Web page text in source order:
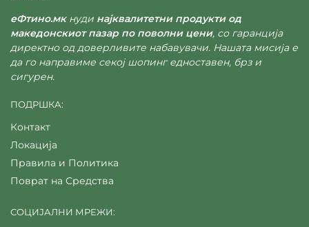
еФтино.мкнуди најквалитетни продукти од
македонскиот пазар по поволни цени, со гаранција
директно од доверливите набавувачи. Нашата мисија е
да го направиме секој шопинг едноставен, брз и
сигурен.
ПОДРШКА:
Контакт
Локација
Правила и Политика
Поврат на Средства
СОЦИЈАЛНИ МРЕЖИ: